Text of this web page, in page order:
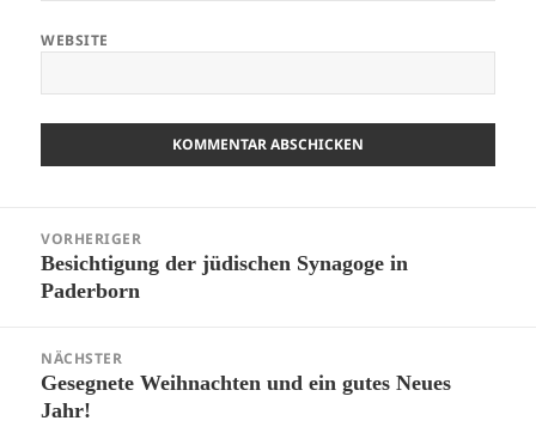
WEBSITE
VORHERIGER
Vorheriger
Beitrag:
Besichtigung der jüdischen Synagoge in
Paderborn
NÄCHSTER
Nächster
Beitrag:
Gesegnete Weihnachten und ein gutes Neues
Jahr!